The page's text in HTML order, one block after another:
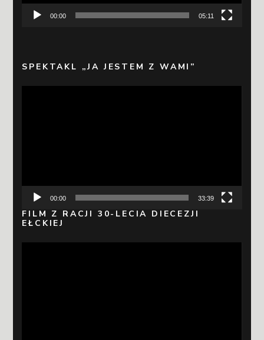
00:00 05:11
SPEKTAKL „JA JESTEM Z WAMI”
00:00 33:39
FILM Z RACJI 30-LECIA DIECEZJI
EŁCKIEJ